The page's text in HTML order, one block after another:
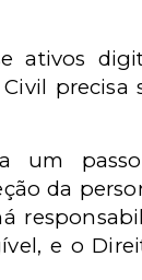
ativos
precisa
passo
da
e o